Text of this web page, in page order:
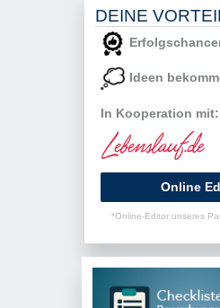
DEINE
Ideen
In Kooperation mit:
Online
*Online-Editor unseres